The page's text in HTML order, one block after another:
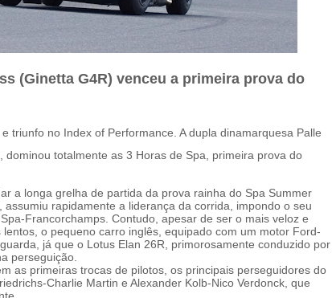
(Ginetta G4R) venceu a primeira prova do
triunfo no Index of Performance. A dupla dinamarquesa Palle
totalmente as 3 Horas de Spa, primeira prova do
a longa grelha de partida da prova rainha do Spa Summer
rapidamente a liderança da corrida, impondo o seu
Francorchamps. Contudo, apesar de ser o mais veloz e
o pequeno carro inglês, equipado com um motor Ford-
já que o Lotus Elan 26R, primorosamente conduzido por
perseguição.
as primeiras trocas de pilotos, os principais perseguidores do
Charlie Martin e Alexander Kolb-Nico Verdonck, que